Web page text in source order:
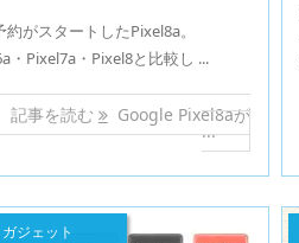
約がスタートしたPixel8a。
・Pixel7a・Pixel8と比較し ...
記事を読む Google Pixel8aが
...
ガジェット